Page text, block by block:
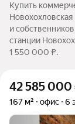
Купить
и
станции
1 550 000 ₽.
42 585 000
167 м² офис 6